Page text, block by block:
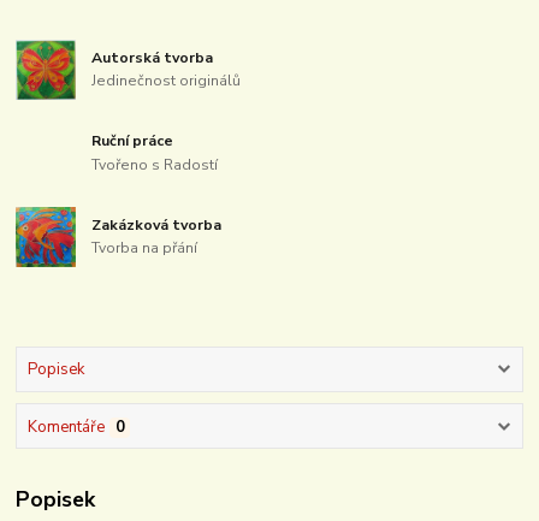
Autorská tvorba
Jedinečnost originálů
Ruční práce
Tvořeno s Radostí
Zakázková tvorba
Tvorba na přání
Popisek
Komentáře 0
Popisek